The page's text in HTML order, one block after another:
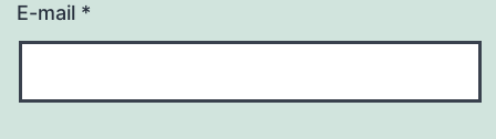
E-mail *